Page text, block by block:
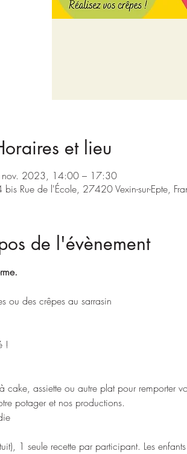
et lieu
2023, 14:00 – 17:30
bis Rue de l'École, 27420 Vexin-sur-Epte,
de l'évènement
ou des crêpes au sarrasin
!
cake, assiette ou autre plat pour remporter
potager et nos productions.
1 seule recette par participant. Les